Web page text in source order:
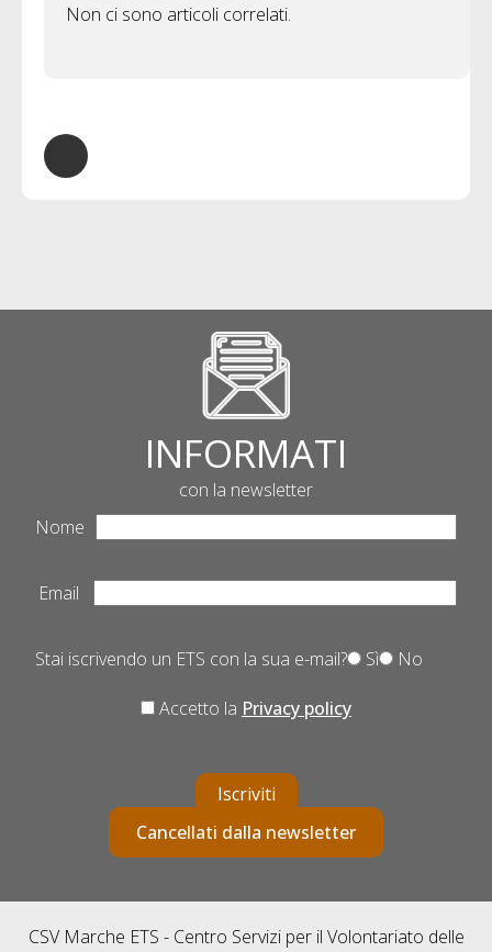
Non ci sono articoli correlati.
INFORMATI
con la newsletter
Nome
Email
Stai iscrivendo un ETS con la sua e-mail? Sì No
Accetto la Privacy policy
Iscriviti
Cancellati dalla newsletter
CSV Marche ETS - Centro Servizi per il Volontariato delle